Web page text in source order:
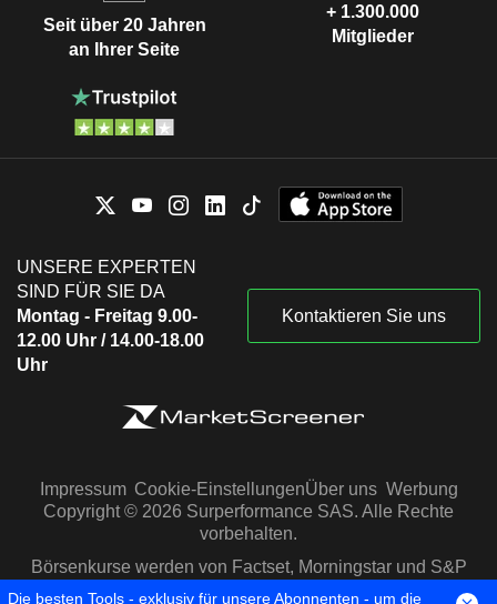
Seit über 20 Jahren
an Ihrer Seite
+ 1.300.000
Mitglieder
UNSERE EXPERTEN
SIND FÜR SIE DA
Montag - Freitag 9.00-
12.00 Uhr / 14.00-18.00
Uhr
Kontaktieren Sie uns
Impressum Cookie-EinstellungenÜber uns Werbung
Copyright © 2026 Surperformance SAS. Alle Rechte
vorbehalten.
Börsenkurse werden von Factset, Morningstar und S&P
Capital IQ zur Verfügung gestellt
Die besten Tools - exklusiv für unsere Abonnenten - um die